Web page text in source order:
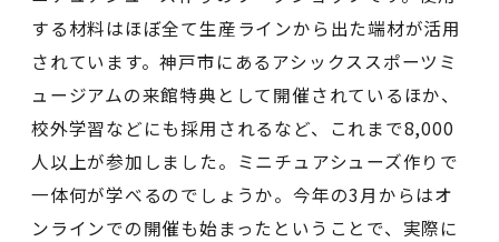
する材料はほぼ全て生産ラインから出た端材が活用
されています。神戸市にあるアシックススポーツミ
ュージアムの来館特典として開催されているほか、
校外学習などにも採用されるなど、これまで8,000
人以上が参加しました。ミニチュアシューズ作りで
一体何が学べるのでしょうか。今年の3月からはオ
ンラインでの開催も始まったということで、実際に